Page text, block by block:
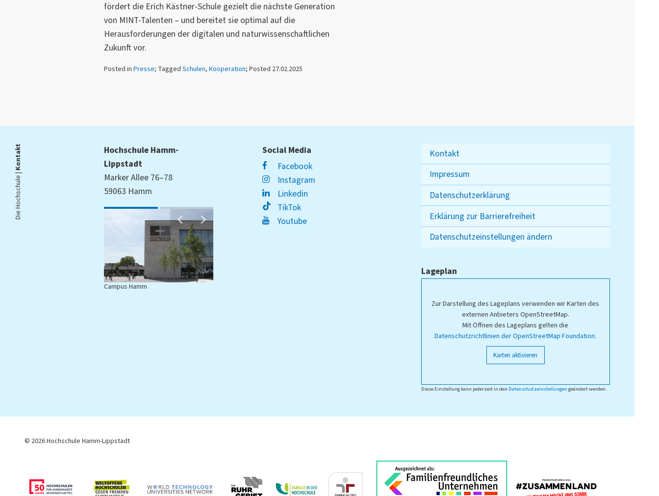
fördert die Erich Kästner-Schule gezielt die nächste Generation
von MINT-Talenten – und bereitet sie optimal auf die
Herausforderungen der digitalen und naturwissenschaftlichen
Zukunft vor.
Posted in Presse; Tagged Schulen, Kooperation; Posted 27.02.2025
Die Hochschule |
Kontakt
Hochschule Hamm-
Lippstadt
Marker Allee 76–78
59063 Hamm
Campus Hamm
Social Media
Facebook
Instagram
Linkedin
TikTok
Youtube
Kontakt
Impressum
Datenschutzerklärung
Erklärung zur Barrierefreiheit
Datenschutzeinstellungen ändern
Lageplan
Zur Darstellung des Lageplans verwenden wir Karten des
externen Anbieters OpenStreetMap.
Mit Öffnen des Lageplans gelten die
Datenschutzrichtlinien der OpenStreetMap Foundation.
Karten aktivieren
Diese Einstellung kann jederzeit in den Datenschutzeinstellungen geändert werden.
© 2026 Hochschule Hamm-Lippstadt